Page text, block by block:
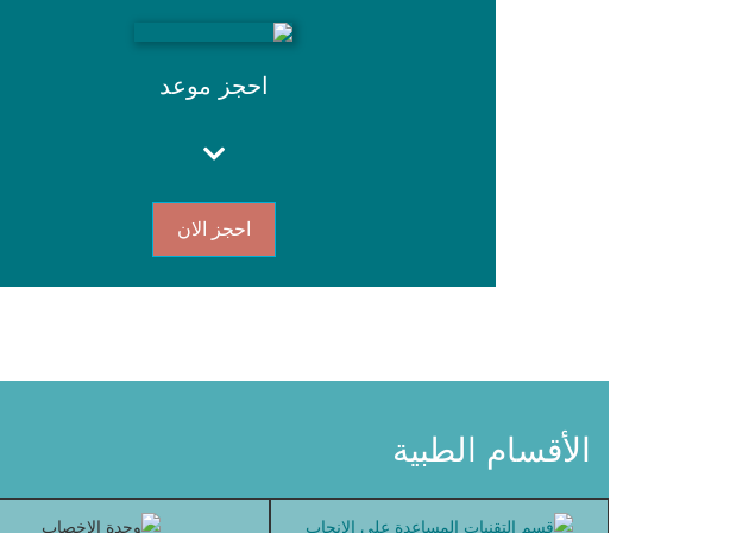
احجز موعد
احجز الان
الأقسام الطبية